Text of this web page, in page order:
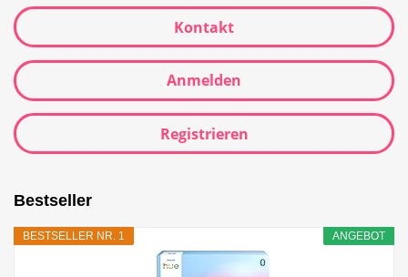
Kontakt
Anmelden
Registrieren
Bestseller
ANGEBOT
BESTSELLER NR. 1